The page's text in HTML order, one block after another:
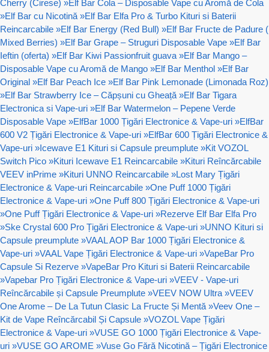
Cherry (Cirese) »Elf Bar Cola – Disposable Vape cu Aromă de Cola
»Elf Bar cu Nicotină »Elf Bar Elfa Pro & Turbo Kituri si Baterii
Reincarcabile »Elf Bar Energy (Red Bull) »Elf Bar Fructe de Padure (
Mixed Berries) »Elf Bar Grape – Struguri Disposable Vape »Elf Bar
Ieftin (oferta) »Elf Bar Kiwi Passionfruit guava »Elf Bar Mango –
Disposable Vape cu Aromă de Mango »Elf Bar Menthol »Elf Bar
Original »Elf Bar Peach Ice »Elf Bar Pink Lemonade (Limonada Roz)
»Elf Bar Strawberry Ice – Căpșuni cu Gheață »Elf Bar Tigara
Electronica si Vape-uri »Elf Bar Watermelon – Pepene Verde
Disposable Vape »ElfBar 1000 Țigări Electronice & Vape-uri »ElfBar
600 V2 Țigări Electronice & Vape-uri »ElfBar 600 Țigări Electronice &
Vape-uri »Icewave E1 Kituri si Capsule preumplute »Kit VOZOL
Switch Pico »Kituri Icewave E1 Reincarcabile »Kituri Reîncărcabile
VEEV inPrime »Kituri UNNO Reincarcabile »Lost Mary Țigări
Electronice & Vape-uri Reincarcabile »One Puff 1000 Țigări
Electronice & Vape-uri »One Puff 800 Țigări Electronice & Vape-uri
»One Puff Țigări Electronice & Vape-uri »Rezerve Elf Bar Elfa Pro
»Ske Crystal 600 Pro Țigări Electronice & Vape-uri »UNNO Kituri si
Capsule preumplute »VAAL AOP Bar 1000 Țigări Electronice &
Vape-uri »VAAL Vape Țigări Electronice & Vape-uri »VapeBar Pro
Capsule Si Rezerve »VapeBar Pro Kituri si Baterii Reincarcabile
»Vapebar Pro Țigări Electronice & Vape-uri »VEEV - Vape-uri
Reîncărcabile și Capsule Preumplute »VEEV NOW Ultra »VEEV
One Arome – De La Tutun Clasic La Fructe Și Mentă »Veev One –
Kit de Vape Reîncărcabil Și Capsule »VOZOL Vape Țigări
Electronice & Vape-uri »VUSE GO 1000 Țigări Electronice & Vape-
uri »VUSE GO AROME »Vuse Go Fără Nicotină – Țigări Electronice